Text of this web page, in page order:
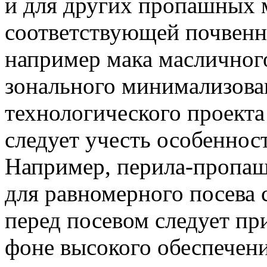
и для других пропашных
соответствующей
например мака
зонального
технологического
следует учесть
Например, перила-
для равномерного посева
перед посевом следует
фоне высокого